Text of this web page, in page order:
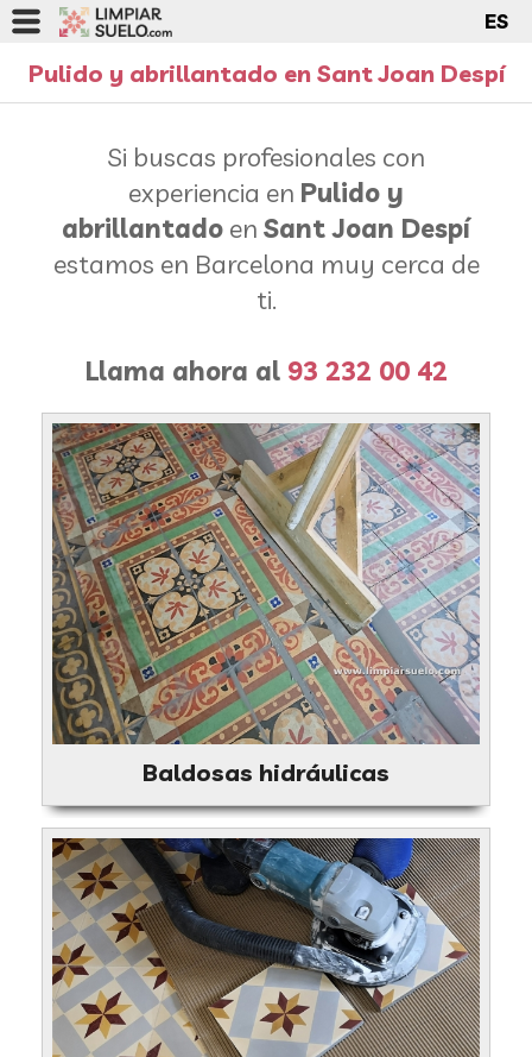
ES
Pulido y abrillantado en Sant Joan Despí
Si buscas profesionales con
experiencia en Pulido y
abrillantado en Sant Joan Despí
estamos en Barcelona muy cerca de
ti.
Llama ahora al 93 232 00 42
Baldosas hidráulicas